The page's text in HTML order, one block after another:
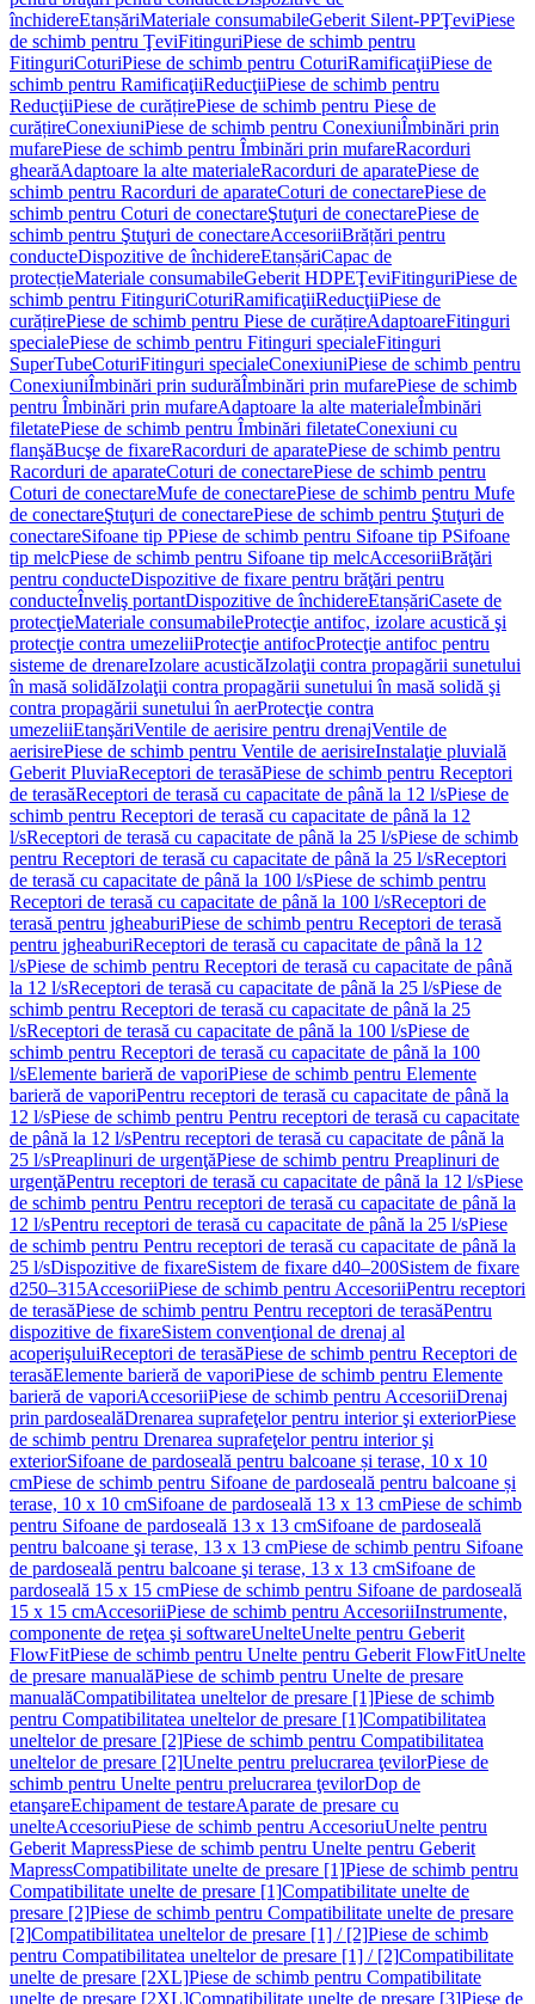
închidereEtanșăriMateriale consumabileGeberit Silent-PPŢeviPiese
de schimb pentru ŢeviFitinguriPiese de schimb pentru
FitinguriCoturiPiese de schimb pentru CoturiRamificaţiiPiese de
schimb pentru RamificaţiiReducţiiPiese de schimb pentru
ReducţiiPiese de curățirePiese de schimb pentru Piese de
curățireConexiuniPiese de schimb pentru ConexiuniÎmbinări prin
mufarePiese de schimb pentru Îmbinări prin mufareRacorduri
ghearăAdaptoare la alte materialeRacorduri de aparatePiese de
schimb pentru Racorduri de aparateCoturi de conectarePiese de
schimb pentru Coturi de conectareŞtuţuri de conectarePiese de
schimb pentru Ştuţuri de conectareAccesoriiBrățări pentru
conducteDispozitive de închidereEtanșăriCapac de
protecțieMateriale consumabileGeberit HDPEŢeviFitinguriPiese de
schimb pentru FitinguriCoturiRamificaţiiReducţiiPiese de
curățirePiese de schimb pentru Piese de curățireAdaptoareFitinguri
specialePiese de schimb pentru Fitinguri specialeFitinguri
SuperTubeCoturiFitinguri specialeConexiuniPiese de schimb pentru
ConexiuniÎmbinări prin sudurăÎmbinări prin mufarePiese de schimb
pentru Îmbinări prin mufareAdaptoare la alte materialeÎmbinări
filetatePiese de schimb pentru Îmbinări filetateConexiuni cu
flanşăBucşe de fixareRacorduri de aparatePiese de schimb pentru
Racorduri de aparateCoturi de conectarePiese de schimb pentru
Coturi de conectareMufe de conectarePiese de schimb pentru Mufe
de conectareŞtuţuri de conectarePiese de schimb pentru Ştuţuri de
conectareSifoane tip PPiese de schimb pentru Sifoane tip PSifoane
tip melcPiese de schimb pentru Sifoane tip melcAccesoriiBrăţări
pentru conducteDispozitive de fixare pentru brăţări pentru
conducteÎnveliş portantDispozitive de închidereEtanșăriCasete de
protecţieMateriale consumabileProtecţie antifoc, izolare acustică şi
protecţie contra umezeliiProtecţie antifocProtecţie antifoc pentru
sisteme de drenareIzolare acusticăIzolaţii contra propagării sunetului
în masă solidăIzolaţii contra propagării sunetului în masă solidă şi
contra propagării sunetului în aerProtecţie contra
umezeliiEtanşăriVentile de aerisire pentru drenajVentile de
aerisirePiese de schimb pentru Ventile de aerisireInstalaţie pluvială
Geberit PluviaReceptori de terasăPiese de schimb pentru Receptori
de terasăReceptori de terasă cu capacitate de până la 12 l/sPiese de
schimb pentru Receptori de terasă cu capacitate de până la 12
l/sReceptori de terasă cu capacitate de până la 25 l/sPiese de schimb
pentru Receptori de terasă cu capacitate de până la 25 l/sReceptori
de terasă cu capacitate de până la 100 l/sPiese de schimb pentru
Receptori de terasă cu capacitate de până la 100 l/sReceptori de
terasă pentru jgheaburiPiese de schimb pentru Receptori de terasă
pentru jgheaburiReceptori de terasă cu capacitate de până la 12
l/sPiese de schimb pentru Receptori de terasă cu capacitate de până
la 12 l/sReceptori de terasă cu capacitate de până la 25 l/sPiese de
schimb pentru Receptori de terasă cu capacitate de până la 25
l/sReceptori de terasă cu capacitate de până la 100 l/sPiese de
schimb pentru Receptori de terasă cu capacitate de până la 100
l/sElemente barieră de vaporiPiese de schimb pentru Elemente
barieră de vaporiPentru receptori de terasă cu capacitate de până la
12 l/sPiese de schimb pentru Pentru receptori de terasă cu capacitate
de până la 12 l/sPentru receptori de terasă cu capacitate de până la
25 l/sPreaplinuri de urgenţăPiese de schimb pentru Preaplinuri de
urgenţăPentru receptori de terasă cu capacitate de până la 12 l/sPiese
de schimb pentru Pentru receptori de terasă cu capacitate de până la
12 l/sPentru receptori de terasă cu capacitate de până la 25 l/sPiese
de schimb pentru Pentru receptori de terasă cu capacitate de până la
25 l/sDispozitive de fixareSistem de fixare d40–200Sistem de fixare
d250–315AccesoriiPiese de schimb pentru AccesoriiPentru receptori
de terasăPiese de schimb pentru Pentru receptori de terasăPentru
dispozitive de fixareSistem convenţional de drenaj al
acoperişuluiReceptori de terasăPiese de schimb pentru Receptori de
terasăElemente barieră de vaporiPiese de schimb pentru Elemente
barieră de vaporiAccesoriiPiese de schimb pentru AccesoriiDrenaj
prin pardosealăDrenarea suprafeţelor pentru interior şi exteriorPiese
de schimb pentru Drenarea suprafeţelor pentru interior şi
exteriorSifoane de pardoseală pentru balcoane și terase, 10 x 10
cmPiese de schimb pentru Sifoane de pardoseală pentru balcoane și
terase, 10 x 10 cmSifoane de pardoseală 13 x 13 cmPiese de schimb
pentru Sifoane de pardoseală 13 x 13 cmSifoane de pardoseală
pentru balcoane şi terase, 13 x 13 cmPiese de schimb pentru Sifoane
de pardoseală pentru balcoane şi terase, 13 x 13 cmSifoane de
pardoseală 15 x 15 cmPiese de schimb pentru Sifoane de pardoseală
15 x 15 cmAccesoriiPiese de schimb pentru AccesoriiInstrumente,
componente de reţea şi softwareUnelteUnelte pentru Geberit
FlowFitPiese de schimb pentru Unelte pentru Geberit FlowFitUnelte
de presare manualăPiese de schimb pentru Unelte de presare
manualăCompatibilitatea uneltelor de presare [1]Piese de schimb
pentru Compatibilitatea uneltelor de presare [1]Compatibilitatea
uneltelor de presare [2]Piese de schimb pentru Compatibilitatea
uneltelor de presare [2]Unelte pentru prelucrarea ţevilorPiese de
schimb pentru Unelte pentru prelucrarea ţevilorDop de
etanşareEchipament de testareAparate de presare cu
unelteAccesoriuPiese de schimb pentru AccesoriuUnelte pentru
Geberit MapressPiese de schimb pentru Unelte pentru Geberit
MapressCompatibilitate unelte de presare [1]Piese de schimb pentru
Compatibilitate unelte de presare [1]Compatibilitate unelte de
presare [2]Piese de schimb pentru Compatibilitate unelte de presare
[2]Compatibilitatea uneltelor de presare [1] / [2]Piese de schimb
pentru Compatibilitatea uneltelor de presare [1] / [2]Compatibilitate
unelte de presare [2XL]Piese de schimb pentru Compatibilitate
unelte de presare [2XL]Compatibilitate unelte de presare [3]Piese de